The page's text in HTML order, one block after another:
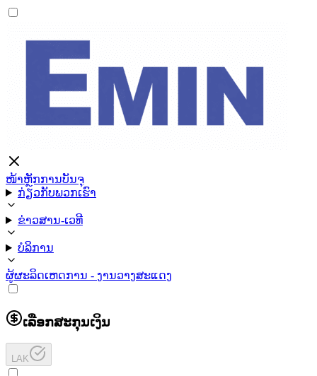
ໜ້າຫຼັກການບັນຈຸ
ກ່ຽວກັບພວກເຮົາ
ຂ່າວສານ-ເວທີ
ບໍລິການ
ຜູ້ຜະລິດເຫດການ - ງານວາງສະແດງ
ເລືອກສະກຸນເງິນ
LAK